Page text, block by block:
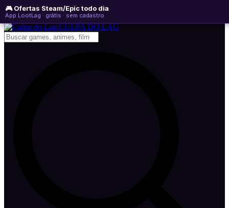
🎮 Ofertas Steam/Epic todo dia
App LootLag · grátis · sem cadastro
quinta-feira, 06 de agosto de 2026
Newsletter
CULPA DO LAG